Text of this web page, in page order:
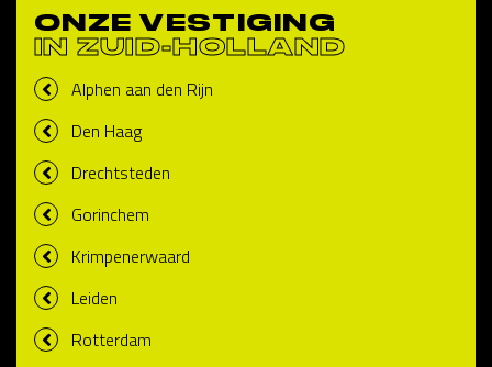
ONZE VESTIGING
IN ZUID-HOLLAND
Alphen aan den Rijn
Den Haag
Drechtsteden
Gorinchem
Krimpenerwaard
Leiden
Rotterdam